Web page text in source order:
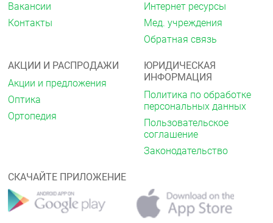
Вакансии
Контакты
Интернет ресурсы
Мед. учреждения
Обратная связь
АКЦИИ И РАСПРОДАЖИ
Акции и предложения
Оптика
Ортопедия
ЮРИДИЧЕСКАЯ
ИНФОРМАЦИЯ
Политика по обработке
персональных данных
Пользовательское
соглашение
Законодательство
СКАЧАЙТЕ ПРИЛОЖЕНИЕ